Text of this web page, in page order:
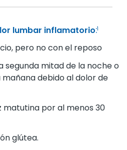
lumbar inflamatorio:1
pero no con el reposo
segunda mitad de la noche o
debido al dolor de
matutina por al menos 30
glútea.